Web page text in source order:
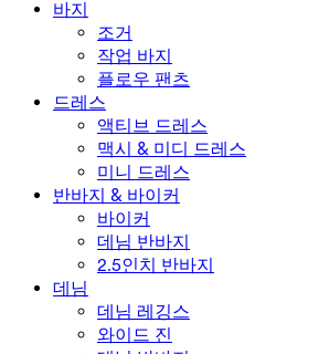
수영복 세트
언더웨어
바지
조거
작업 바지
플로우 팬츠
드레스
액티브 드레스
맥시 & 미디 드레스
미니 드레스
반바지 & 바이커
바이커
데님 반바지
2.5인치 반바지
데님
데님 레깅스
와이드 진